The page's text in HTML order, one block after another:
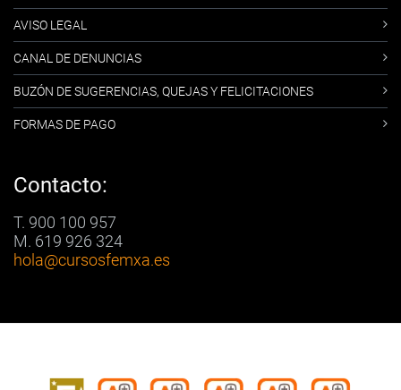
AVISO LEGAL
CANAL DE DENUNCIAS
BUZÓN DE SUGERENCIAS, QUEJAS Y FELICITACIONES
FORMAS DE PAGO
Contacto:
T. 900 100 957
M. 619 926 324
hola@cursosfemxa.es